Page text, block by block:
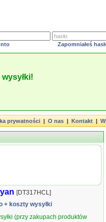
Zapomniałeś
prywatności|O nas|Kontakt|
[DT317HCL]
+ koszty wysyłki
(przy zakupach produktów